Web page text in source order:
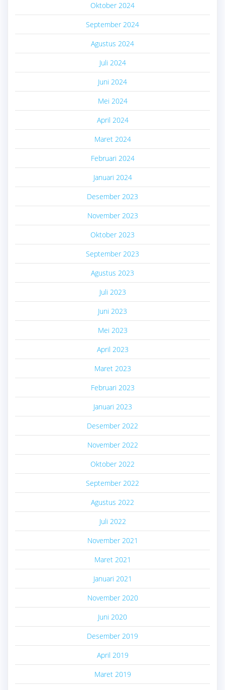
Oktober 2024
September 2024
Agustus 2024
Juli 2024
Juni 2024
Mei 2024
April 2024
Maret 2024
Februari 2024
Januari 2024
Desember 2023
November 2023
Oktober 2023
September 2023
Agustus 2023
Juli 2023
Juni 2023
Mei 2023
April 2023
Maret 2023
Februari 2023
Januari 2023
Desember 2022
November 2022
Oktober 2022
September 2022
Agustus 2022
Juli 2022
November 2021
Maret 2021
Januari 2021
November 2020
Juni 2020
Desember 2019
April 2019
Maret 2019